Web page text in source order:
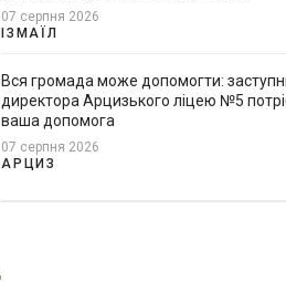
07 серпня 2026
ІЗМАЇЛ
Вся громада може допомогти:
директора Арцизького ліцею №5
ваша допомога
07 серпня 2026
АРЦИЗ